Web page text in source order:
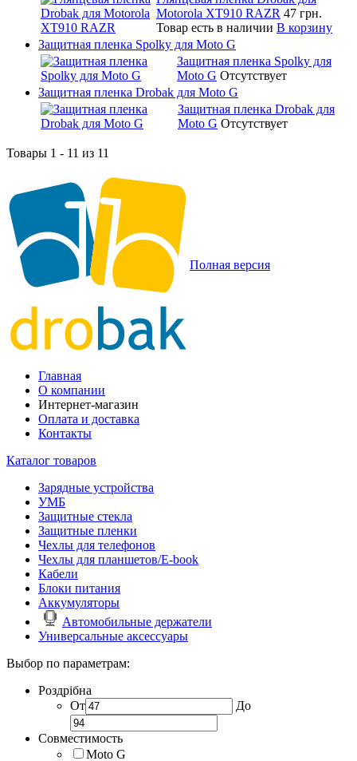
Motorola XT910 RAZR 47 грн.
Товар есть в наличии В корзину
Защитная пленка Spolky для Moto G
Защитная пленка Spolky для
Moto G Отсутствует
Защитная пленка Drobak для Moto G
Защитная пленка Drobak для
Moto G Отсутствует
Товары 1 - 11 из 11
Полная версия
Главная
О компании
Интернет-магазин
Оплата и доставка
Контакты
Каталог товаров
Зарядные устройства
УМБ
Защитные стекла
Защитные пленки
Чехлы для телефонов
Чехлы для планшетов/E-book
Кабели
Блоки питания
Аккумуляторы
Автомобильные держатели
Универсальные аксессуары
Выбор по параметрам:
Роздрібна
От
До
Совместимость
Moto G